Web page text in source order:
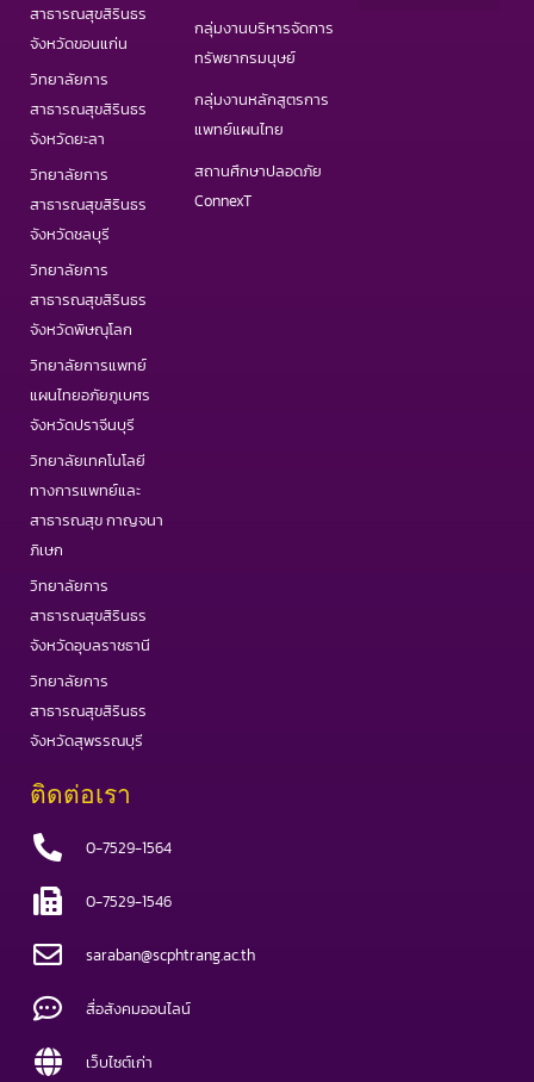
สาธารณสุขสิรินธร
จังหวัดขอนแก่น
วิทยาลัยการ
สาธารณสุขสิรินธร
จังหวัดยะลา
วิทยาลัยการ
สาธารณสุขสิรินธร
จังหวัดชลบุรี
วิทยาลัยการ
สาธารณสุขสิรินธร
จังหวัดพิษณุโลก
วิทยาลัยการแพทย์
แผนไทยอภัยภูเบศร
จังหวัดปราจีนบุรี
วิทยาลัยเทคโนโลยี
ทางการแพทย์และ
สาธารณสุข กาญจนา
ภิเษก
วิทยาลัยการ
สาธารณสุขสิรินธร
จังหวัดอุบลราชธานี
วิทยาลัยการ
สาธารณสุขสิรินธร
จังหวัดสุพรรณบุรี
กลุ่มงานบริหารจัดการ
ทรัพยากรมนุษย์
กลุ่มงานหลักสูตรการ
แพทย์แผนไทย
สถานศึกษาปลอดภัย
ConnexT
ติดต่อเรา
0-7529-1564
0-7529-1546
saraban@scphtrang.ac.th
สื่อสังคมออนไลน์
เว็บไซต์เก่า